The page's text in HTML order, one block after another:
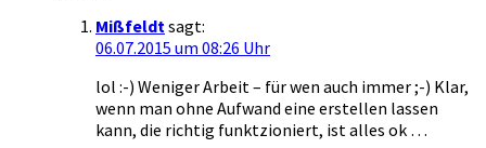
Mißfeldtsagt:
06.07.2015 um 08:26 Uhr
lol :-) Weniger Arbeit – für wen auch immer ;-) Klar,
wenn man ohne Aufwand eine erstellen lassen
kann, die richtig funktzioniert, ist alles ok …